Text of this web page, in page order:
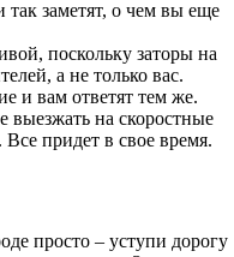
так заметят, о чем вы еще
поскольку заторы на
а не только вас.
и вам ответят тем же.
выезжать на скоростные
придет в свое время.
просто – уступи дорогу